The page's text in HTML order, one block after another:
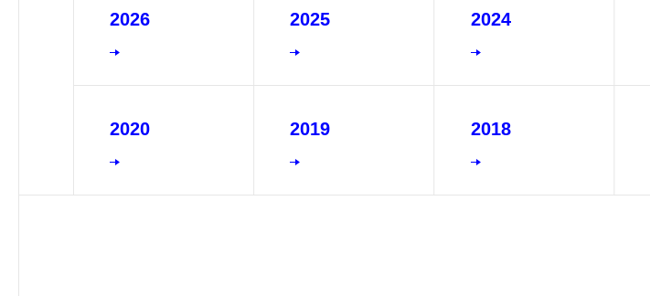
2026 2025 2024
2020 2019 2018